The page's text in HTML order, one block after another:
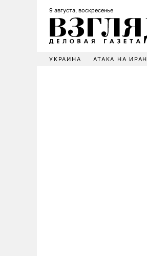
9 августа, воскресенье
УКРАИНА АТАКА НА ИРАН